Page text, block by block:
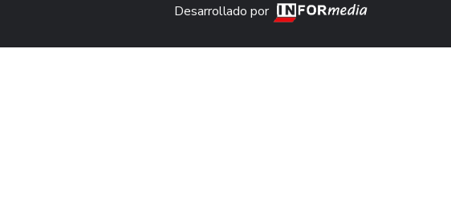
Desarrollado por